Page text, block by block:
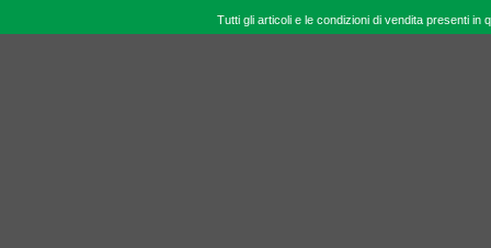
Tutti gli articoli e le condizioni di vendita presenti in